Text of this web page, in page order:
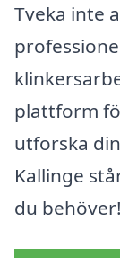
Tveka inte
plattform
utforska
Kallinge
du behöver!